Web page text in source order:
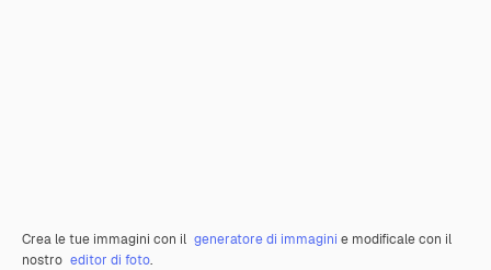
Crea le tue immagini con il generatore di immagini e modificale con il
nostro editor di foto.